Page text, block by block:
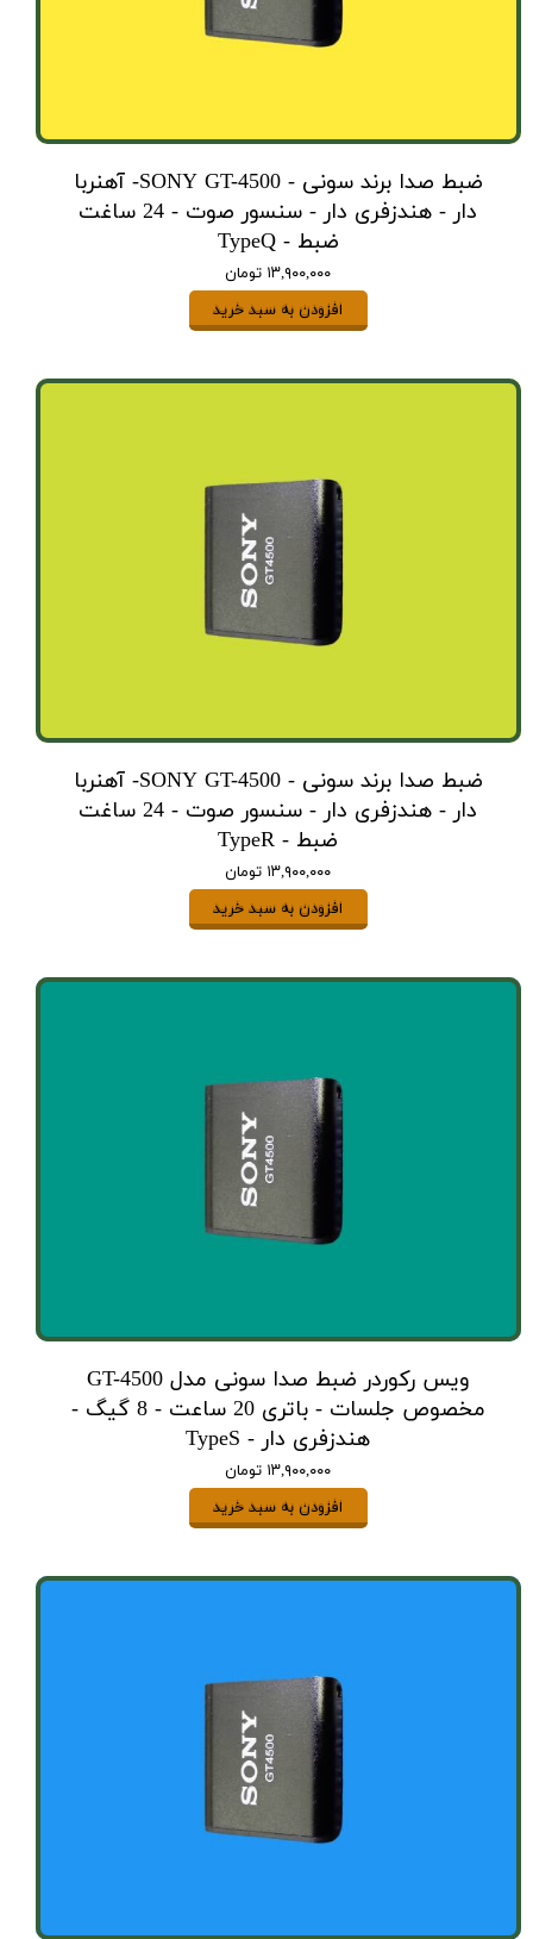
ضبط صدا برند سونی - SONY GT-4500- آهنربا
دار - هندزفری دار - سنسور صوت - 24 ساغت
ضبط - TypeQ
۱۳,۹۰۰,۰۰۰ تومان
افزودن به سبد خرید
ضبط صدا برند سونی - SONY GT-4500- آهنربا
دار - هندزفری دار - سنسور صوت - 24 ساغت
ضبط - TypeR
۱۳,۹۰۰,۰۰۰ تومان
افزودن به سبد خرید
ویس رکوردر ضبط صدا سونی مدل GT-4500
مخصوص جلسات - باتری 20 ساعت - 8 گیگ -
هندزفری دار - TypeS
۱۳,۹۰۰,۰۰۰ تومان
افزودن به سبد خرید